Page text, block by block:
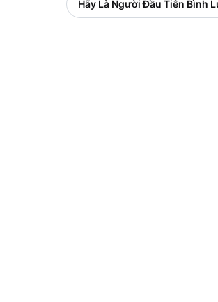
Hãy Là Người Đầu Tiên Bình